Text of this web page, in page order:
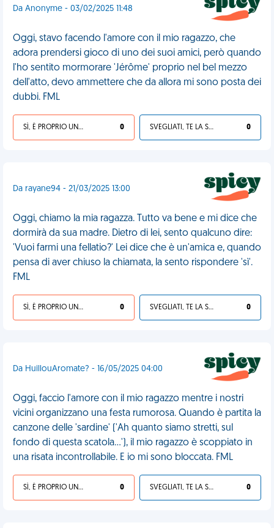
Da Anonyme - 03/02/2025 11:48
Oggi, stavo facendo l'amore con il mio ragazzo, che
adora prendersi gioco di uno dei suoi amici, però quando
l'ho sentito mormorare 'Jérôme' proprio nel bel mezzo
dell'atto, devo ammettere che da allora mi sono posta dei
dubbi. FML
SÌ, È PROPRIO UNA VDM! 0 SVEGLIATI, TE LA SEI CERCATA! 0
Da rayane94 - 21/03/2025 13:00
Oggi, chiamo la mia ragazza. Tutto va bene e mi dice che
dormirà da sua madre. Dietro di lei, sento qualcuno dire:
'Vuoi farmi una fellatio?' Lei dice che è un'amica e, quando
pensa di aver chiuso la chiamata, la sento rispondere 'sì'.
FML
SÌ, È PROPRIO UNA VDM! 0 SVEGLIATI, TE LA SEI CERCATA! 0
Da HuillouAromate? - 16/05/2025 04:00
Oggi, faccio l'amore con il mio ragazzo mentre i nostri
vicini organizzano una festa rumorosa. Quando è partita la
canzone delle 'sardine' ('Ah quanto siamo stretti, sul
fondo di questa scatola...'), il mio ragazzo è scoppiato in
una risata incontrollabile. E io mi sono bloccata. FML
SÌ, È PROPRIO UNA VDM! 0 SVEGLIATI, TE LA SEI CERCATA! 0